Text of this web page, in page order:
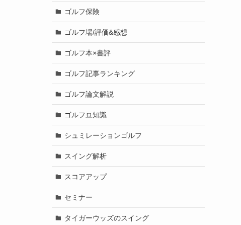
ゴルフ保険
ゴルフ場/評価&感想
ゴルフ本×書評
ゴルフ記事ランキング
ゴルフ論文解説
ゴルフ豆知識
シュミレーションゴルフ
スイング解析
スコアアップ
セミナー
タイガーウッズのスイング